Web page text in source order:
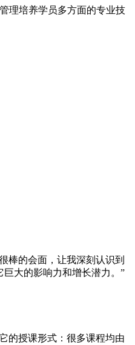
理培养学员多方面的专业技
棒的会面，让我深刻认识到
大的影响力和增长潜力。”
的授课形式：很多课程均由